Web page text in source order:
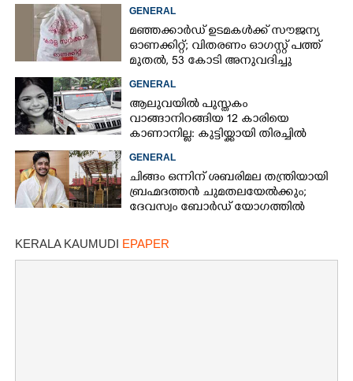
GENERAL
മഞ്ഞക്കാർഡ് ഉടമകൾക്ക് സൗജന്യ
ഓണക്കിറ്റ്; വിതരണം ഓഗസ്റ്റ് പത്ത്
മുതൽ, 53 കോടി അനുവദിച്ചു
GENERAL
ആലുവയിൽ പുസ്തകം
വാങ്ങാനിറങ്ങിയ 12 കാരിയെ
കാണാനില്ല: കുട്ടിയ്ക്കായി തിരച്ചിൽ
GENERAL
ചിങ്ങം ഒന്നിന് ശബരിമല തന്ത്രിയായി
ബ്രഹ്മദത്തൻ ചുമതലയേൽക്കും;
ദേവസ്വം ബോർഡ് യോഗത്തിൽ
KERALA KAUMUDI EPAPER